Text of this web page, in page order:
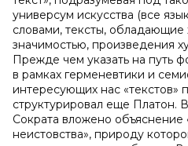
универсум искусства (все
словами, тексты,
значимостью, произведения
Прежде чем указать на путь
в рамках герменевтики и
интересующих нас «текстов»
структурировал еще Платон.
Сократа вложено объяснение
неистовства», природу